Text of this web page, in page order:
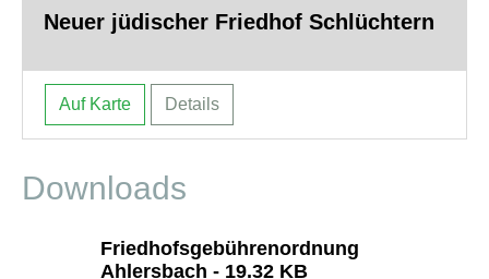
Neuer jüdischer Friedhof Schlüchtern
Auf Karte Details
Downloads
Friedhofsgebührenordnung
Ahlersbach - 19.32 KB